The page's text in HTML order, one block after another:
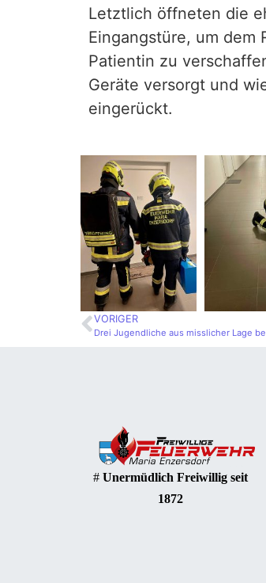
Letztlich öffneten die
Eingangstüre, um dem
Patientin zu
Geräte versorgt und
eingerückt.
VORIGER
Drei Jugendliche aus misslicher Lage
# Unermüdlich Freiwillig seit
1872